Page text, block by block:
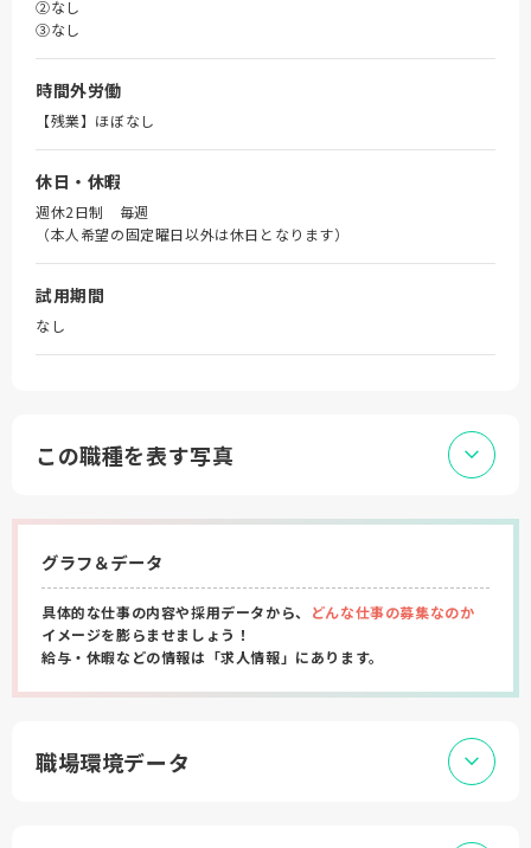
➁なし
③なし
時間外労働
【残業】ほぼなし
休日・休暇
週休2日制 毎週
（本人希望の固定曜日以外は休日となります）
試用期間
なし
この職種を表す写真
グラフ＆データ
具体的な仕事の内容や採用データから、
どんな仕事の募集なのか
イメージを膨らませましょう！
給与・休暇などの情報は「求人情報」にあります。
職場環境データ